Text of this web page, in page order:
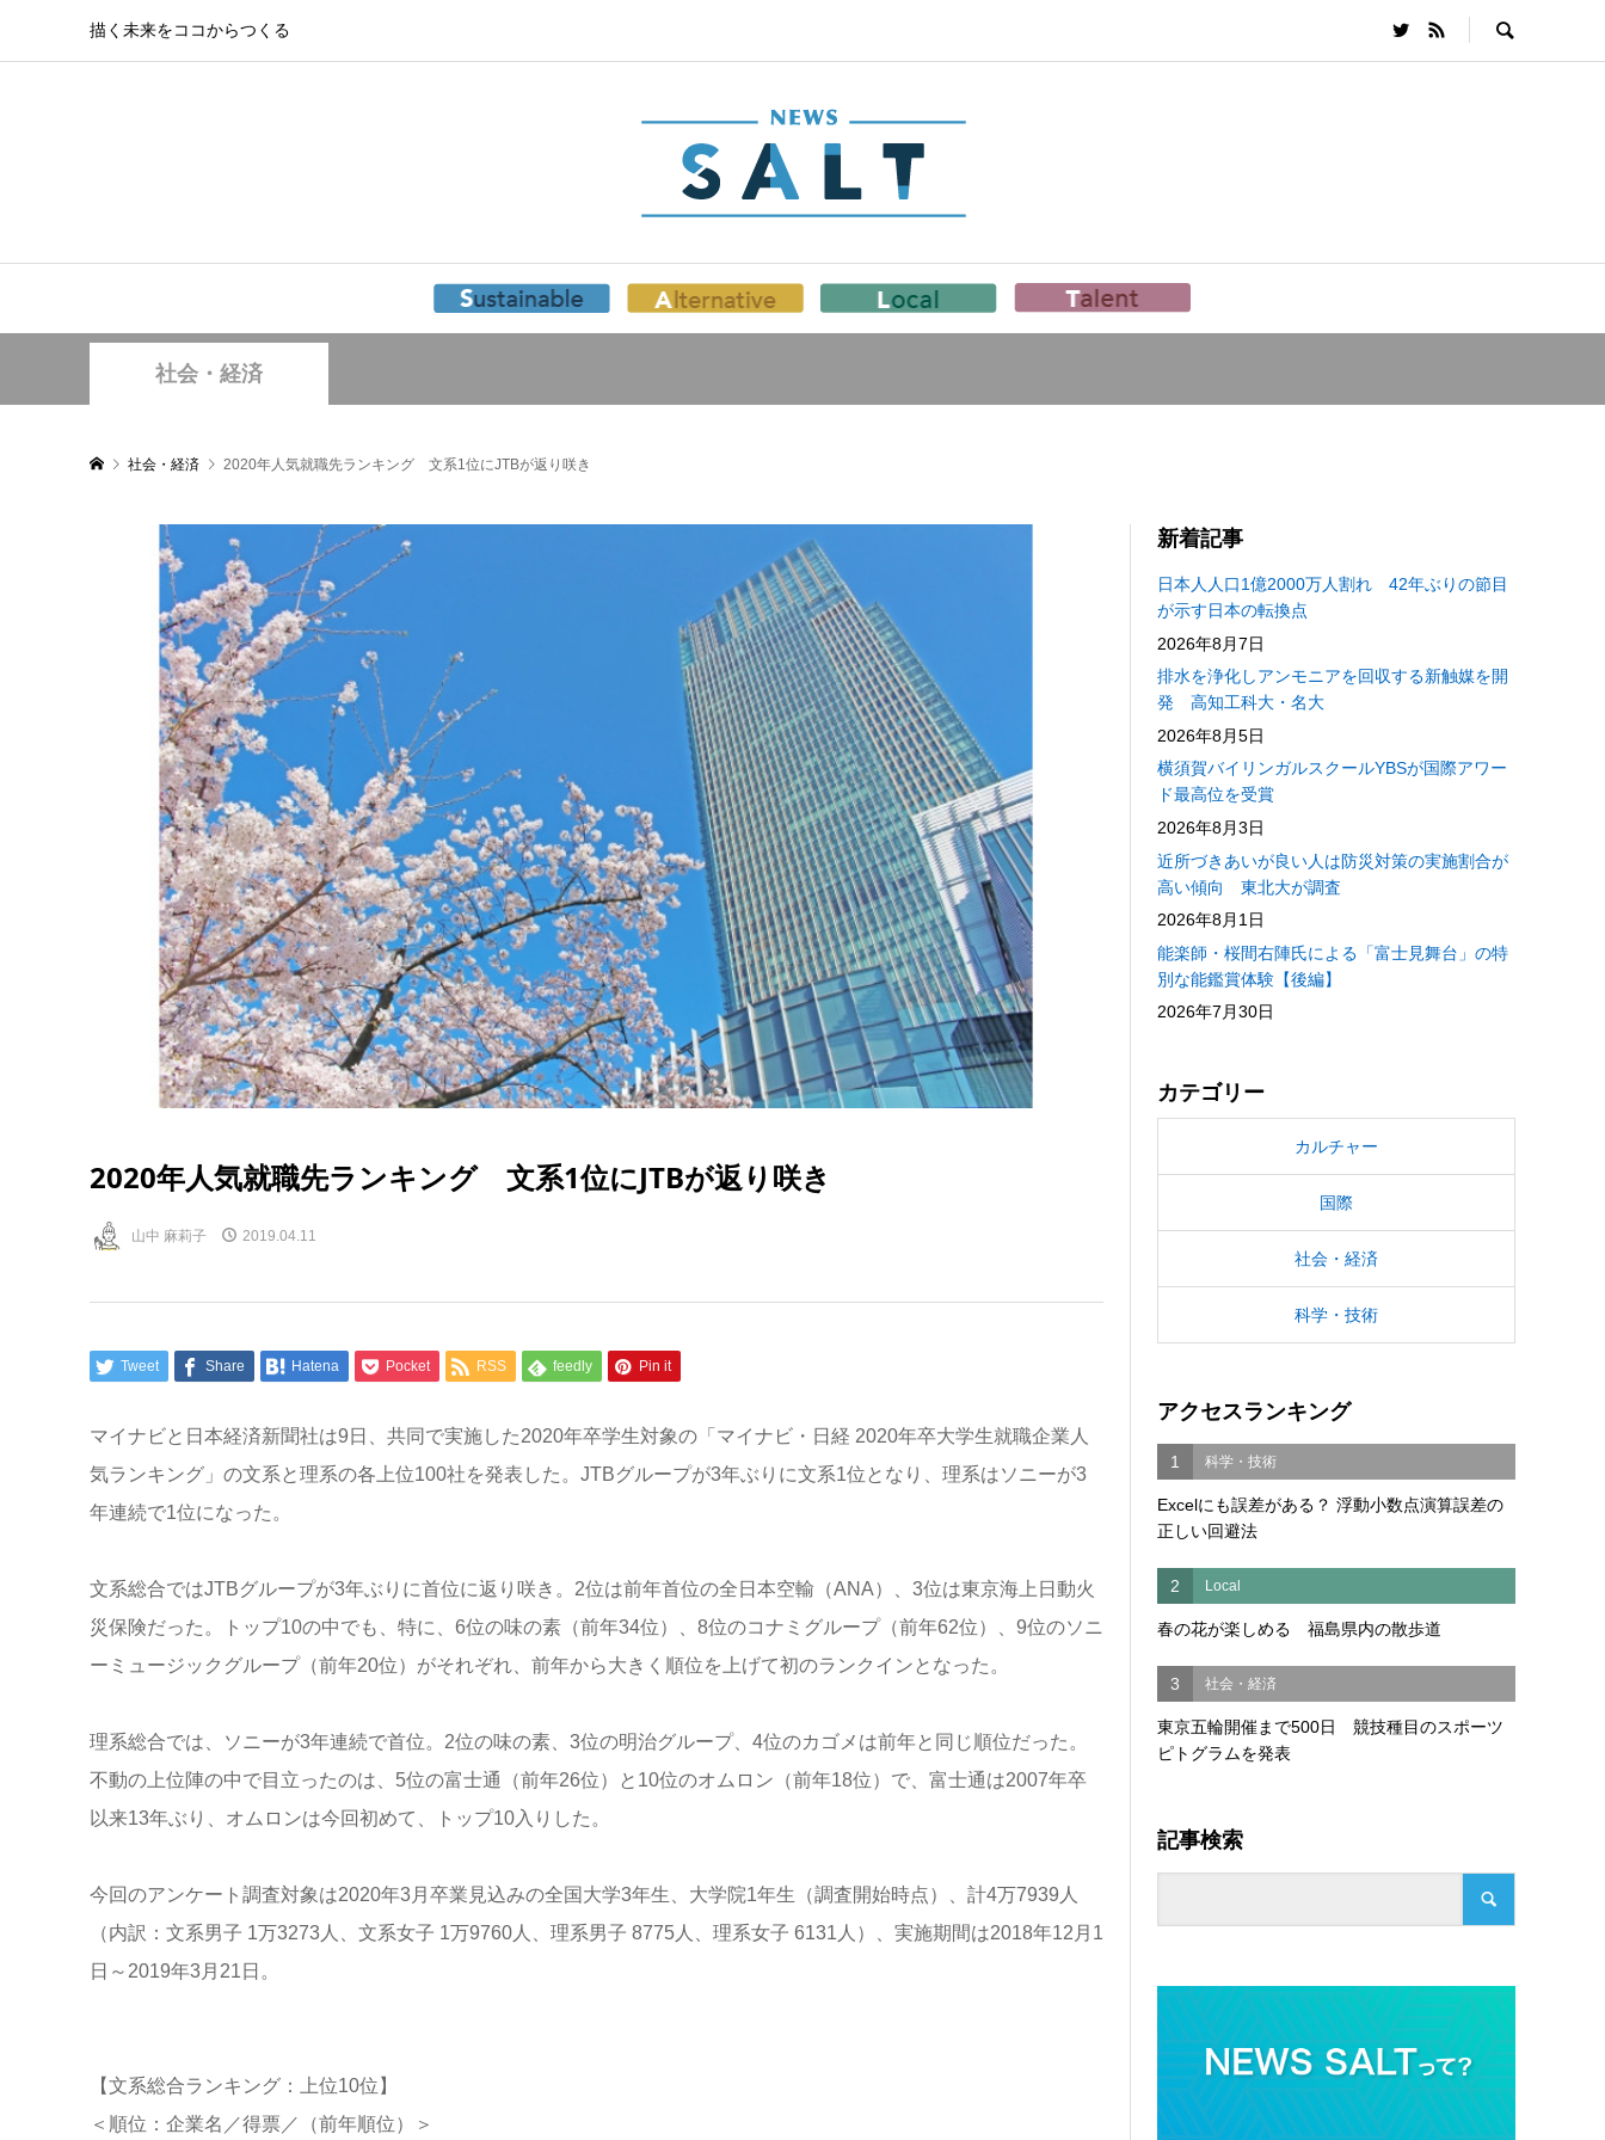
描く未来をココからつくる
社会・経済
社会・経済 2020年人気就職先ランキング 文系1位にJTBが返り咲き
2020年人気就職先ランキング 文系1位にJTBが返り咲き
山中 麻莉子 2019.04.11
Tweet Share Hatena Pocket RSS feedly Pin it
マイナビと日本経済新聞社は9日、共同で実施した2020年卒学生対象の「マイナビ・日経 2020年卒大学生就職企業人
気ランキング」の文系と理系の各上位100社を発表した。JTBグループが3年ぶりに文系1位となり、理系はソニーが3
年連続で1位になった。
文系総合ではJTBグループが3年ぶりに首位に返り咲き。2位は前年首位の全日本空輸（ANA）、3位は東京海上日動火
災保険だった。トップ10の中でも、特に、6位の味の素（前年34位）、8位のコナミグループ（前年62位）、9位のソニ
ーミュージックグループ（前年20位）がそれぞれ、前年から大きく順位を上げて初のランクインとなった。
理系総合では、ソニーが3年連続で首位。2位の味の素、3位の明治グループ、4位のカゴメは前年と同じ順位だった。
不動の上位陣の中で目立ったのは、5位の富士通（前年26位）と10位のオムロン（前年18位）で、富士通は2007年卒
以来13年ぶり、オムロンは今回初めて、トップ10入りした。
今回のアンケート調査対象は2020年3月卒業見込みの全国大学3年生、大学院1年生（調査開始時点）、計4万7939人
（内訳：文系男子 1万3273人、文系女子 1万9760人、理系男子 8775人、理系女子 6131人）、実施期間は2018年12月1
日～2019年3月21日。
【文系総合ランキング：上位10位】
＜順位：企業名／得票／（前年順位）＞
新着記事
日本人人口1億2000万人割れ 42年ぶりの節目
が示す日本の転換点
2026年8月7日
排水を浄化しアンモニアを回収する新触媒を開
発 高知工科大・名大
2026年8月5日
横須賀バイリンガルスクールYBSが国際アワー
ド最高位を受賞
2026年8月3日
近所づきあいが良い人は防災対策の実施割合が
高い傾向 東北大が調査
2026年8月1日
能楽師・桜間右陣氏による「富士見舞台」の特
別な能鑑賞体験【後編】
2026年7月30日
カテゴリー
カルチャー
国際
社会・経済
科学・技術
アクセスランキング
1 科学・技術
Excelにも誤差がある？ 浮動小数点演算誤差の
正しい回避法
2 Local
春の花が楽しめる 福島県内の散歩道
3 社会・経済
東京五輪開催まで500日 競技種目のスポーツ
ピトグラムを発表
記事検索